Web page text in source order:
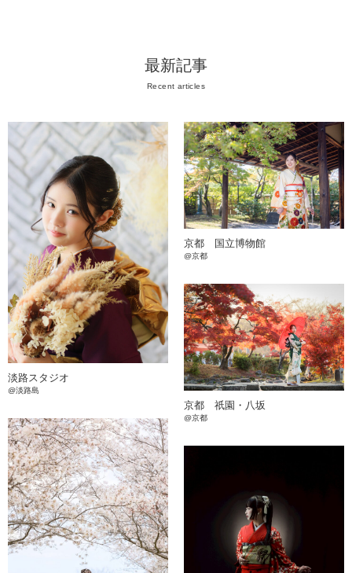
最新記事
Recent articles
淡路スタジオ
@淡路島
京都 国立博物館
@京都
京都 祇園・八坂
@京都